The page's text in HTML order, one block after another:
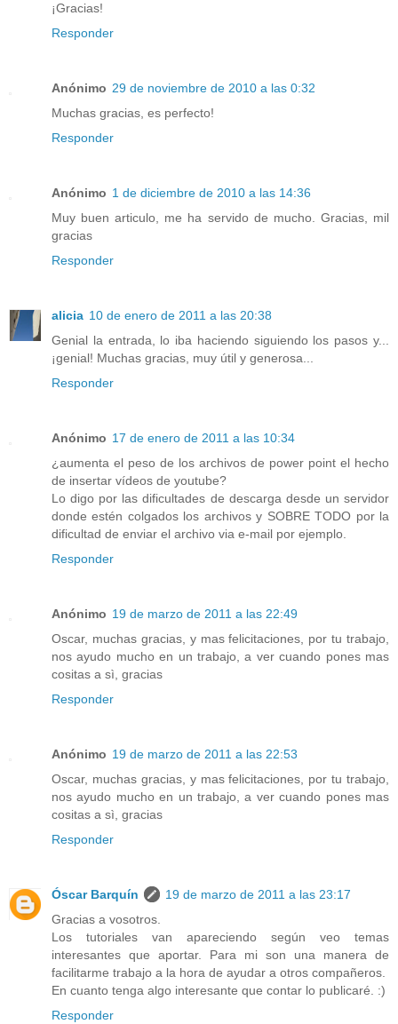
¡Gracias!
Responder
Anónimo 29 de noviembre de 2010 a las 0:32
Muchas gracias, es perfecto!
Responder
Anónimo 1 de diciembre de 2010 a las 14:36
Muy buen articulo, me ha servido de mucho. Gracias, mil
gracias
Responder
alicia 10 de enero de 2011 a las 20:38
Genial la entrada, lo iba haciendo siguiendo los pasos y...
¡genial! Muchas gracias, muy útil y generosa...
Responder
Anónimo 17 de enero de 2011 a las 10:34
¿aumenta el peso de los archivos de power point el hecho
de insertar vídeos de youtube?
Lo digo por las dificultades de descarga desde un servidor
donde estén colgados los archivos y SOBRE TODO por la
dificultad de enviar el archivo via e-mail por ejemplo.
Responder
Anónimo 19 de marzo de 2011 a las 22:49
Oscar, muchas gracias, y mas felicitaciones, por tu trabajo,
nos ayudo mucho en un trabajo, a ver cuando pones mas
cositas a sì, gracias
Responder
Anónimo 19 de marzo de 2011 a las 22:53
Oscar, muchas gracias, y mas felicitaciones, por tu trabajo,
nos ayudo mucho en un trabajo, a ver cuando pones mas
cositas a sì, gracias
Responder
Óscar Barquín
19 de marzo de 2011 a las 23:17
Gracias a vosotros.
Los tutoriales van apareciendo según veo temas
interesantes que aportar. Para mi son una manera de
facilitarme trabajo a la hora de ayudar a otros compañeros.
En cuanto tenga algo interesante que contar lo publicaré. :)
Responder